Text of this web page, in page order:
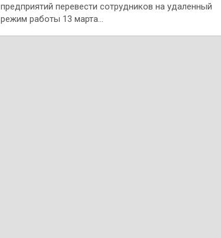
предприятий перевести сотрудников на удаленный
режим работы 13 марта…